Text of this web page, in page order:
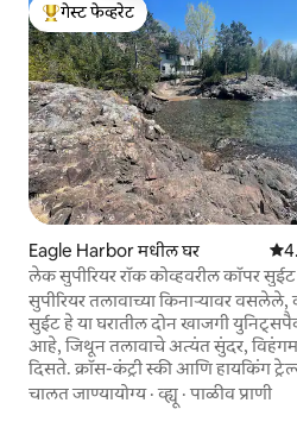
टॉप गेस्ट फेव्हरेट
गेस्ट फेव्हरेट
Eagle Harbor मधील घर 5
लेक सुपीरियर रॉक कोव्हवरील कॉपर सुईट
सुपीरियर तलावाच्या किनाऱ्यावर वसलेले,
सुईट हे या घरातील दोन खाजगी
आहे, जिथून तलावाचे अत्यंत सुंदर,
दिसते. क्रॉस-कंट्री स्की आणि हायकिंग
करण्यासाठी थेट बाहेर पडा. पूर्णपणे
आरामदायक इनडोअर फायरप्लेस,
चालत जाण्यायोग्य·व्ह्यू ·पाळीव प्राणी